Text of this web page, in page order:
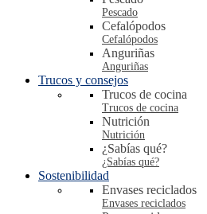
Pescado
Cefalópodos
Cefalópodos
Anguriñas
Anguriñas
Trucos y consejos
Trucos de cocina
Trucos de cocina
Nutrición
Nutrición
¿Sabías qué?
¿Sabías qué?
Sostenibilidad
Envases reciclados
Envases reciclados